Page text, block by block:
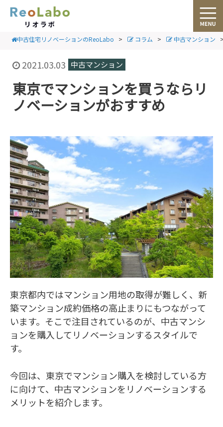
中古住宅リノベーションのReoLabo > コラム > 中古マンション
2021.03.03 中古マンション
東京でマンションを買うならリ
ノベーションがおすすめ
東京都内ではマンション用地の取得が難しく、新
築マンション成約価格の高止まりにもつながって
います。そこで注目されているのが、中古マンシ
ョンを購入してリノベーションするスタイルで
す。
今回は、東京でマンション購入を検討している方
に向けて、中古マンションをリノベーションする
メリットを紹介します。